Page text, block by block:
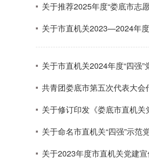
关于推荐2025年度“娄底市志
关于市直机关2023—2024年
关于市直机关2024年度“四强
共青团娄底市第五次代表大
关于修订印发《娄底市直机
关于命名市直机关“四强”示范
关于2023年度市直机关党建